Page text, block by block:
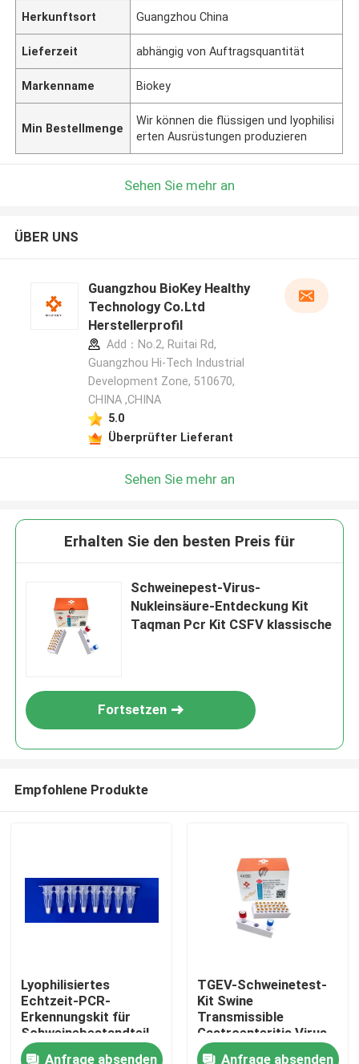
Produkte
Videos
Herkunftsort Guangzhou China
Lieferzeit abhängig von Auftragsquantität
Markenname Biokey
Min Bestellmenge
Wir können die flüssigen und lyophilisi
erten Ausrüstungen produzieren
Sehen Sie mehr an
ÜBER UNS
Guangzhou BioKey Healthy
Technology Co.Ltd
Herstellerprofil
Add：No.2, Ruitai Rd,
Guangzhou Hi-Tech Industrial
Development Zone, 510670,
CHINA ,CHINA
5.0
Überprüfter Lieferant
Sehen Sie mehr an
Erhalten Sie den besten Preis für
Schweinepest-Virus-
Nukleinsäure-Entdeckung Kit
Taqman Pcr Kit CSFV klassische
Fortsetzen
Empfohlene Produkte
Lyophilisiertes
Echtzeit-PCR-
Erkennungskit für
Schweinebestandteil
in Lebensmittelproben
Anfrage absenden
TGEV-Schweinetest-
Kit Swine
Transmissible
Gastroenteritis Virus
PCR-Test-
Anfrage absenden